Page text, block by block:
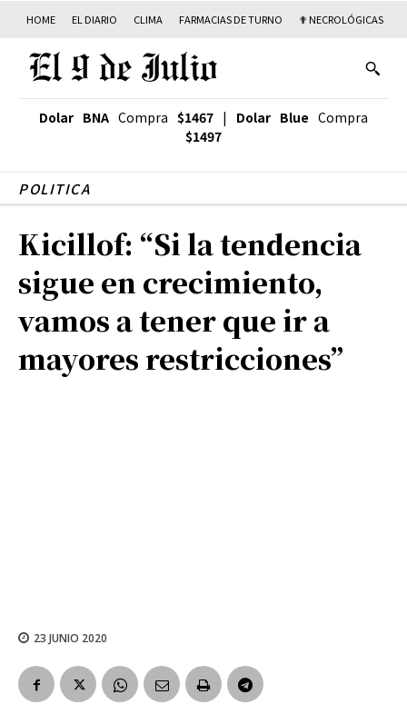
HOME EL DIARIO CLIMA FARMACIAS DE TURNO ✟ NECROLÓGICAS
Dolar BNA Compra $1467 | Dolar Blue Compra
$1497
POLITICA
Kicillof: “Si la tendencia
sigue en crecimiento,
vamos a tener que ir a
mayores restricciones”
23 JUNIO 2020